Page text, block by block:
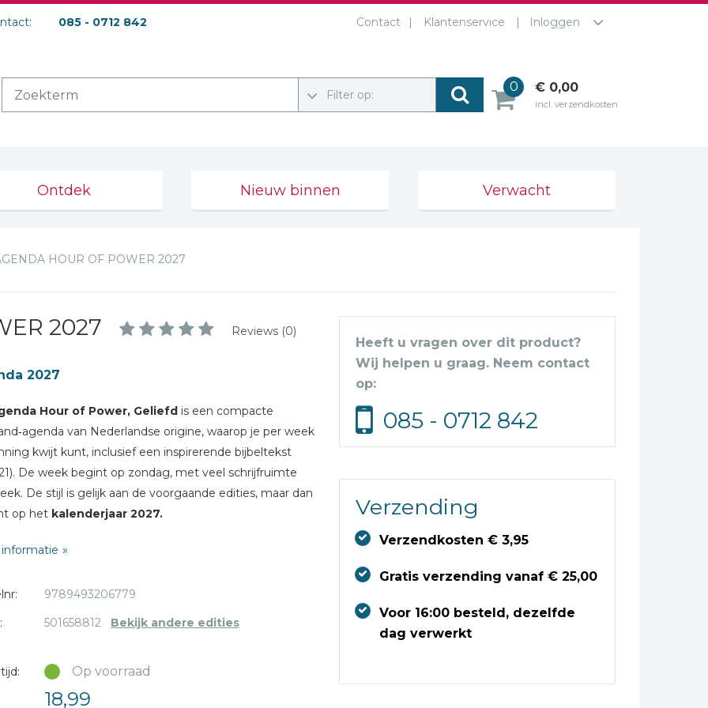
085 - 0712 842 Contact Klantenservice Inloggen
Filter op:
0 € 0,00
incl. verzendkosten
Ontdek Nieuw binnen Verwacht
HOUR OF POWER 2027
2027 Reviews (0)
2027
Hour of Power, Geliefd is een compacte
van Nederlandse origine, waarop je per week
kwijt kunt, inclusief een inspirerende bijbeltekst
De week begint op zondag, met veel schrijfruimte
De stijl is gelijk aan de voorgaande edities, maar dan
op het kalenderjaar 2027.
ringband
op de rechterkant staat de donderdag t/m de
met onderaan ruimte voor extra notities.
n.v.t.
9789493206779
501658812 Bekijk andere edities
Op voorraad
18,99
Heeft u vragen over dit product?
Wij helpen u graag. Neem contact
op:
085 - 0712 842
Verzending
Verzendkosten € 3,95
Gratis verzending vanaf € 25,00
Voor 16:00 besteld, dezelfde
dag verwerkt